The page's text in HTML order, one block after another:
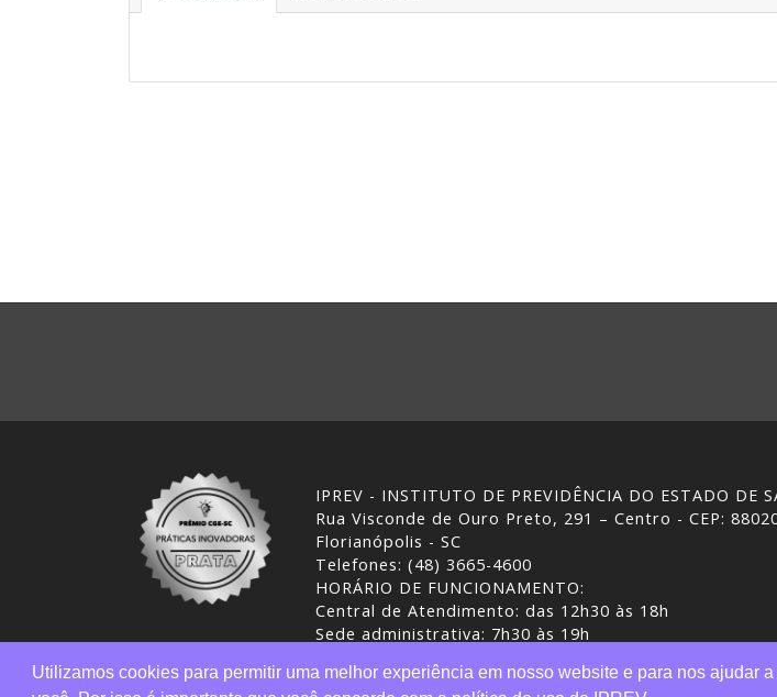
IPREV - INSTITUTO DE PREVIDÊNCIA DO ESTADO DE
Rua Visconde de Ouro Preto, 291 – Centro - CEP:
Florianópolis - SC
Telefones: (48) 3665-4600
HORÁRIO DE FUNCIONAMENTO:
Central de Atendimento: das 12h30 às 18h
Sede administrativa: 7h30 às 19h
Utilizamos cookies para permitir uma melhor experiência em nosso website e para nos ajudar